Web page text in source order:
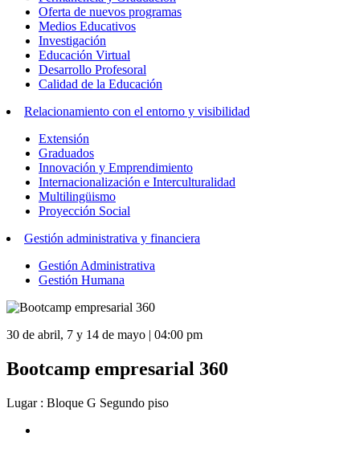
Oferta de nuevos programas
Medios Educativos
Investigación
Educación Virtual
Desarrollo Profesoral
Calidad de la Educación
Relacionamiento con el entorno y visibilidad
Extensión
Graduados
Innovación y Emprendimiento
Internacionalización e Interculturalidad
Multilingüismo
Proyección Social
Gestión administrativa y financiera
Gestión Administrativa
Gestión Humana
30 de abril, 7 y 14 de mayo | 04:00 pm
Bootcamp empresarial 360
Lugar : Bloque G Segundo piso